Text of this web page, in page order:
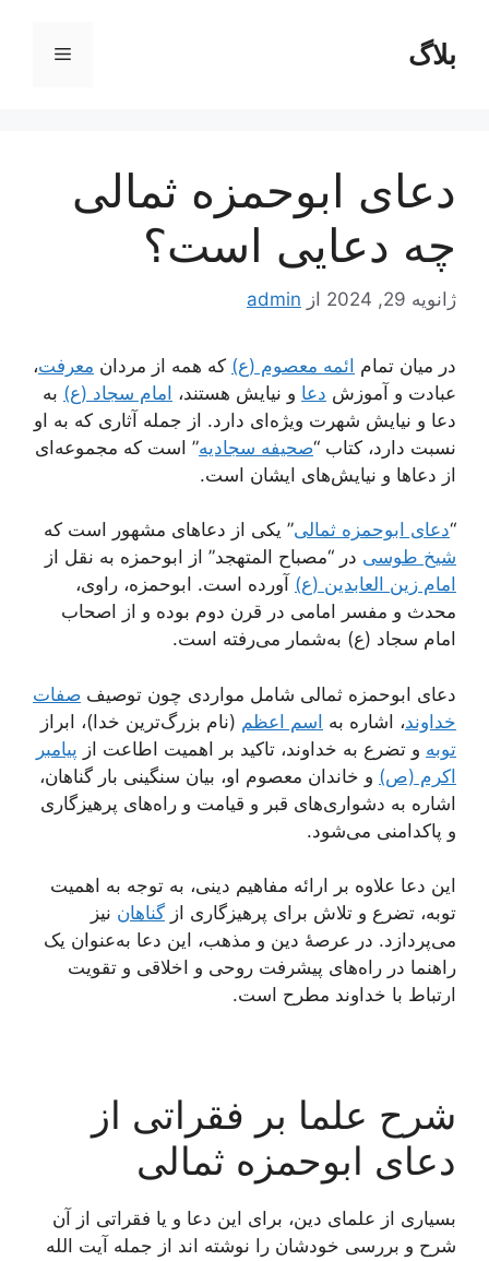
محتوابلاگ فهرست
دعای ابوحمزه ثمالی
چه دعایی است؟
ژانویه 29, 2024 از admin
در میان تمام ائمه معصوم (ع) که همه از مردان معرفت،
عبادت و آموزش دعا و نیایش هستند، امام سجاد (ع) به
دعا و نیایش شهرت ویژه‌ای دارد. از جمله آثاری که به او
نسبت دارد، کتاب “صحیفه سجادیه” است که مجموعه‌ای
از دعاها و نیایش‌های ایشان است.
“دعای ابوحمزه ثمالی” یکی از دعاهای مشهور است که
شیخ طوسی در “مصباح المتهجد” از ابوحمزه به نقل از
امام زین العابدین (ع) آورده است. ابوحمزه، راوی،
محدث و مفسر امامی در قرن دوم بوده و از اصحاب
امام سجاد (ع) به‌شمار می‌رفته است.
دعای ابوحمزه ثمالی شامل مواردی چون توصیف صفات
خداوند، اشاره به اسم اعظم (نام بزرگ‌ترین خدا)، ابراز
توبه و تضرع به خداوند، تاکید بر اهمیت اطاعت از پیامبر
اکرم (ص) و خاندان معصوم او، بیان سنگینی بار گناهان،
اشاره به دشواری‌های قبر و قیامت و راه‌های پرهیزگاری
و پاکدامنی می‌شود.
این دعا علاوه بر ارائه مفاهیم دینی، به توجه به اهمیت
توبه، تضرع و تلاش برای پرهیزگاری از گناهان نیز
می‌پردازد. در عرصهٔ دین و مذهب، این دعا به‌عنوان یک
راهنما در راه‌های پیشرفت روحی و اخلاقی و تقویت
ارتباط با خداوند مطرح است.
شرح علما بر فقراتی از
دعای ابوحمزه ثمالی
بسیاری از علمای دین، برای این دعا و یا فقراتی از آن
شرح و بررسی خودشان را نوشته اند از جمله آیت الله